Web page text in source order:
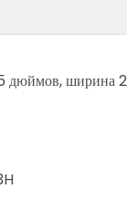
дюймов, ширина